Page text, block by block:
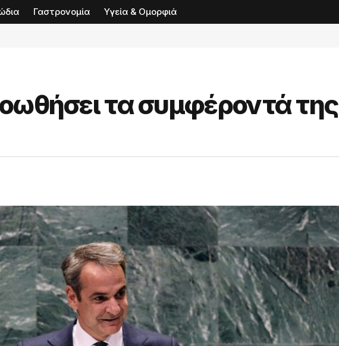
Γαστρονομία Υγεία & Ομορφιά
τα συμφέροντά της